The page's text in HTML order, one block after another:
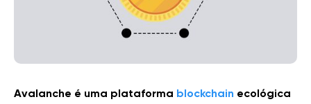
Avalanche é uma plataforma blockchain ecológica